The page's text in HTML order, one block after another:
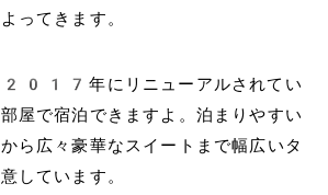
ってきます。
2017年にリニューアルされてい
屋で宿泊できますよ。泊まりやすい
ら広々豪華なスイートまで幅広いタ
しています。